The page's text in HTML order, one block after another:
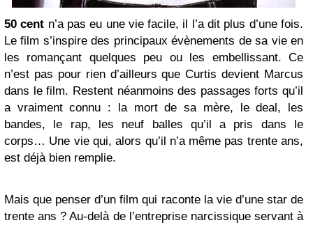
50 cent n’a pas eu une vie facile, il l’a dit plus d’une fois.
Le film s’inspire des principaux évènements de sa vie en
les romançant quelques peu ou les embellissant. Ce
n’est pas pour rien d’ailleurs que Curtis devient Marcus
dans le film. Restent néanmoins des passages forts qu’il
a vraiment connu : la mort de sa mère, le deal, les
bandes, le rap, les neuf balles qu’il a pris dans le
corps… Une vie qui, alors qu’il n’a même pas trente ans,
est déjà bien remplie.
Mais que penser d’un film qui raconte la vie d’une star de
trente ans ? Au-delà de l’entreprise narcissique servant à